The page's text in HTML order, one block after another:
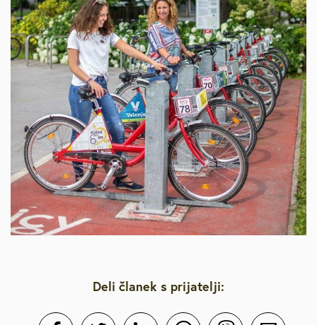
Deli članek s prijatelji: